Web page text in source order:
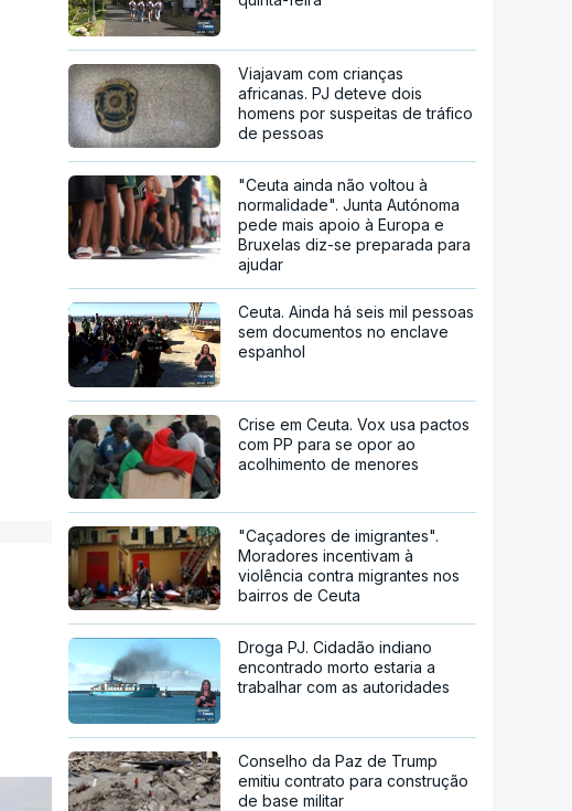
Viajavam com crianças
africanas. PJ deteve dois
homens por suspeitas de tráfico
de pessoas
"Ceuta ainda não voltou à
normalidade". Junta Autónoma
pede mais apoio à Europa e
Bruxelas diz-se preparada para
ajudar
Ceuta. Ainda há seis mil pessoas
sem documentos no enclave
espanhol
Crise em Ceuta. Vox usa pactos
com PP para se opor ao
acolhimento de menores
"Caçadores de imigrantes".
Moradores incentivam à
violência contra migrantes nos
bairros de Ceuta
Droga PJ. Cidadão indiano
encontrado morto estaria a
trabalhar com as autoridades
Conselho da Paz de Trump
emitiu contrato para construção
de base militar